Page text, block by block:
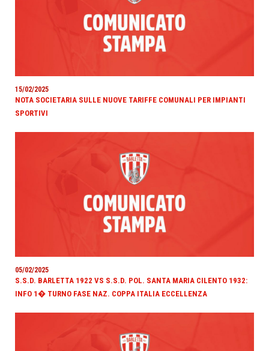
15/02/2025
NOTA SOCIETARIA SULLE NUOVE TARIFFE COMUNALI PER IMPIANTI
SPORTIVI
05/02/2025
S.S.D. BARLETTA 1922 VS S.S.D. POL. SANTA MARIA CILENTO 1932:
INFO 1� TURNO FASE NAZ. COPPA ITALIA ECCELLENZA